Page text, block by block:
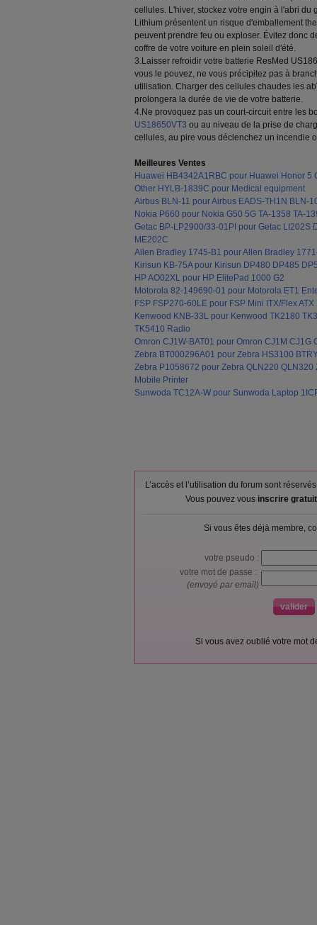
cellules. L'hiver, stockez votre engin à l'abri du
Lithium présentent un risque d'emballement
peuvent prendre feu ou exploser. Évitez donc
coffre de votre voiture en plein soleil d'été.
3.Laisser refroidir votre batterie ResMed
vous le pouvez, ne vous précipitez pas à
utilisation. Charger des cellules chaudes les
prolongera la durée de vie de votre batterie.
4.Ne provoquez pas un court-circuit entre les
US18650VT3 ou au niveau de la prise de
cellules, au pire vous déclenchez un incendie
Meilleures Ventes
Huawei HB4342A1RBC pour Huawei Honor 5
Other HYLB-1839C pour Medical equipment
Airbus BLN-11 pour Airbus EADS-TH1N BLN-
Nokia P660 pour Nokia G50 5G TA-1358 TA-
Getac BP-LP2900/33-01PI pour Getac LI202S
ME202C
Allen Bradley 1745-B1 pour Allen Bradley
Kirisun KB-75A pour Kirisun DP480 DP485
HP AO02XL pour HP ElitePad 1000 G2
Motorola 82-149690-01 pour Motorola ET1
FSP FSP270-60LE pour FSP Mini ITX/Flex
Kenwood KNB-33L pour Kenwood TK2180
TK5410 Radio
Omron CJ1W-BAT01 pour Omron CJ1M CJ1G
Zebra BT000296A01 pour Zebra HS3100
Zebra P1058672 pour Zebra QLN220 QLN320
Mobile Printer
Sunwoda TC12A-W pour Sunwoda Laptop
L’accès et l’utilisation du forum sont
Vous pouvez vous inscrire
Si vous êtes déjà membre,
votre pseudo :
votre mot de passe :
(envoyé par email)
Si vous avez oublié votre mot